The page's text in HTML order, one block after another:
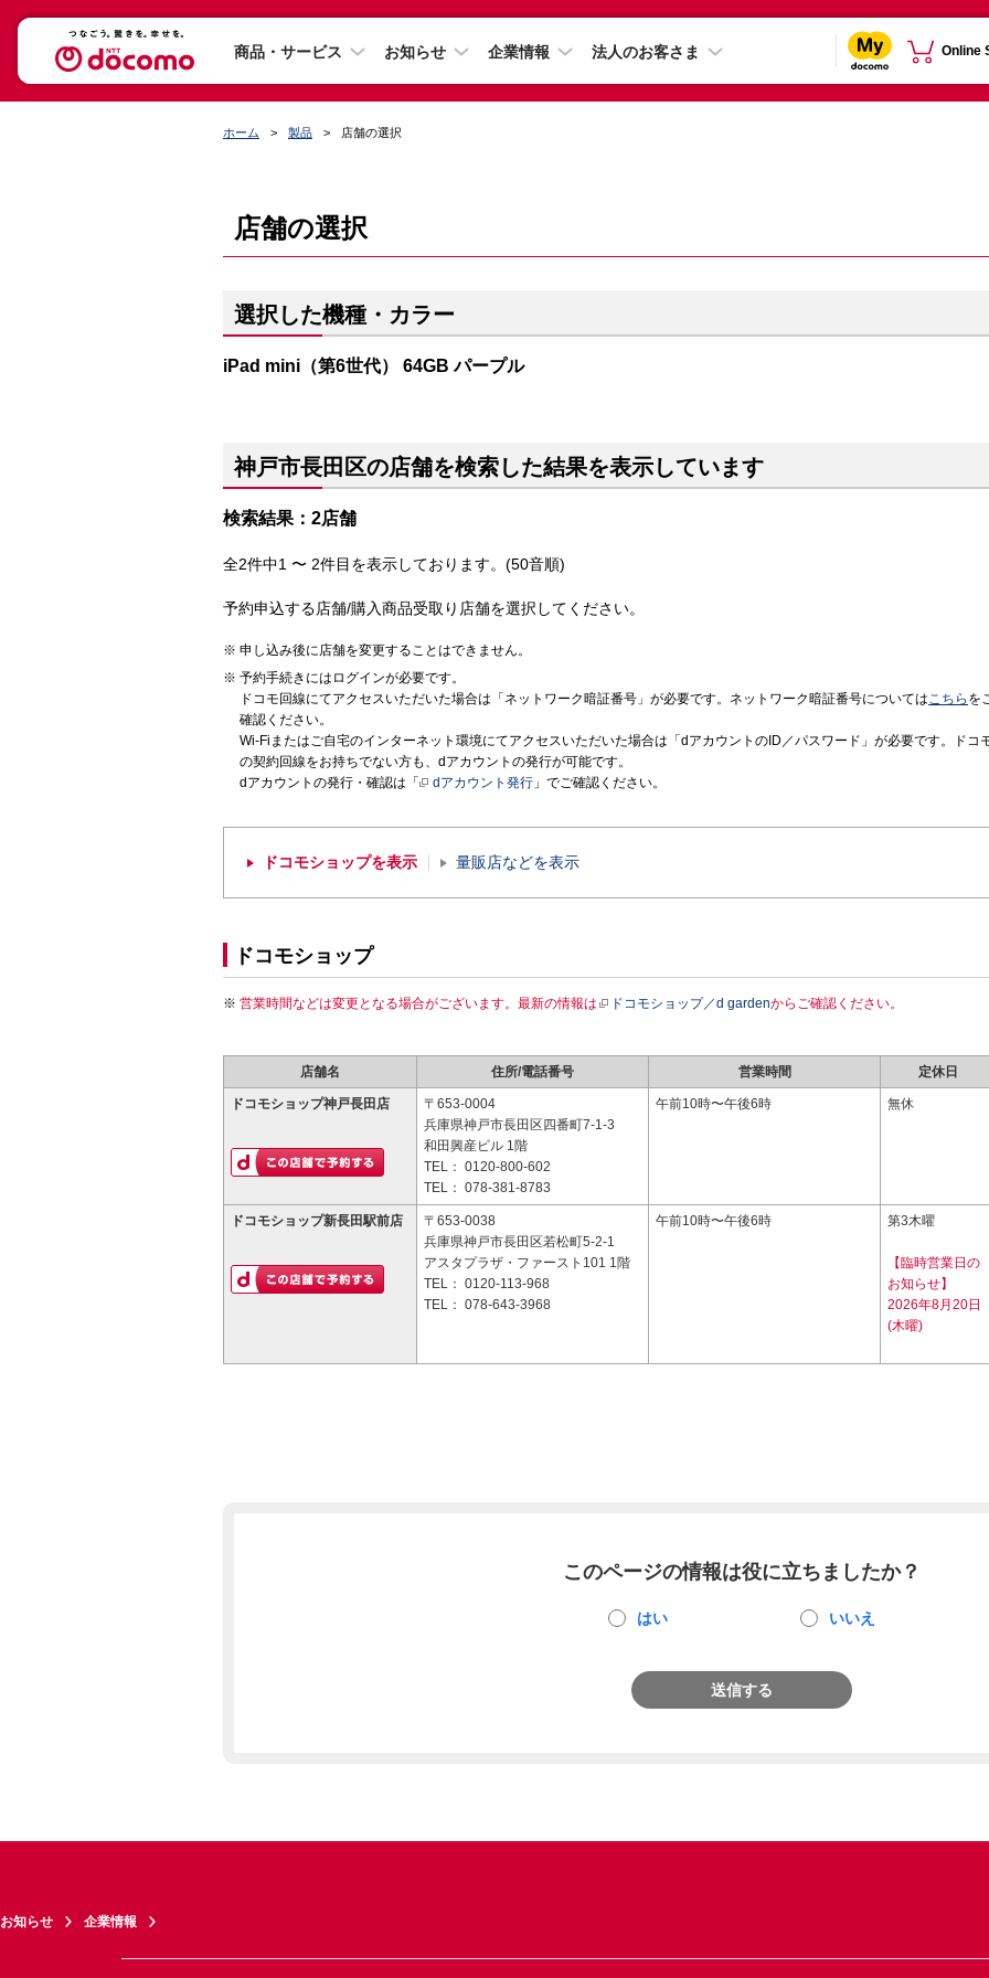
商品・サービス お知らせ 企業情報 法人のお客さま Online
ホーム 製品 店舗の選択
店舗の選択
選択した機種・カラー
iPad mini（第6世代） 64GB パープル
神戸市長田区の店舗を検索した結果を表示しています
検索結果：2店舗
全2件中1 〜 2件目を表示しております。(50音順)
予約申込する店舗/購入商品受取り店舗を選択してください。
申し込み後に店舗を変更することはできません。
予約手続きにはログインが必要です。
ドコモ回線にてアクセスいただいた場合は「ネットワーク暗証番号」が必要です。ネットワーク暗証番号についてはこちら を
確認ください。
Wi-Fiまたはご自宅のインターネット環境にてアクセスいただいた場合は「dアカウントのID／パスワード」が必要です。ドコ
の契約回線をお持ちでない方も、dアカウントの発行が可能です。
dアカウントの発行・確認は「
dアカウント発行 」でご確認ください。
ドコモショップを表示 量販店などを表示
ドコモショップ
営業時間などは変更となる場合がございます。最新の情報は ドコモショップ／d gardenからご確認ください。
店舗名 住所/電話番号 営業時間 定休日
ドコモショップ神戸長田店
〒653-0004
兵庫県神戸市長田区四番町7-1-3
和田興産ビル 1階
TEL： 0120-800-602
TEL： 078-381-8783
午前10時〜午後6時 無休
ドコモショップ新長田駅前店
〒653-0038
兵庫県神戸市長田区若松町5-2-1
アスタプラザ・ファースト101 1階
TEL： 0120-113-968
TEL： 078-643-3968
午前10時〜午後6時 第3木曜
【臨時営業日の
お知らせ】
2026年8月20日
(木曜)
このページの情報は役に立ちましたか？
はい いいえ
送信する
お知らせ 企業情報